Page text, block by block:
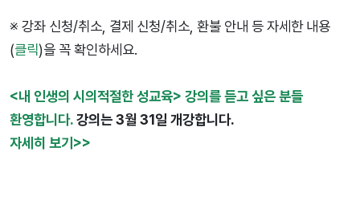
※ 강좌 신청/취소, 결제 신청/취소, 환불 안내 등 자세한 내용
(클릭)을 꼭 확인하세요.
<내 인생의 시의적절한 성교육> 강의를 듣고 싶은 분들
환영합니다.강의는 3월 31일 개강합니다.
자세히 보기>>